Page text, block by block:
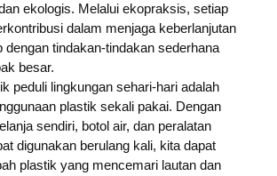
ekologis. Melalui ekopraksis, setiap
dalam menjaga keberlanjutan
dengan tindakan-tindakan sederhana
besar.
peduli lingkungan sehari-hari adalah
plastik sekali pakai. Dengan
sendiri, botol air, dan peralatan
digunakan berulang kali, kita dapat
plastik yang mencemari lautan dan